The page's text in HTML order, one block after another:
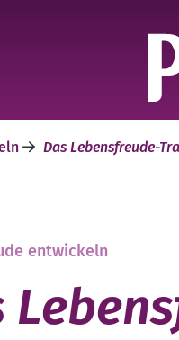
Das Lebensfreude-
entwickeln